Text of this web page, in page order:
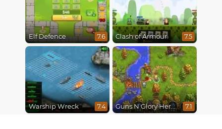
Elf Defence 7.6 Clash of Armour 7.5
Warship Wreck 7.4 Guns N Glory Heroes 7.1